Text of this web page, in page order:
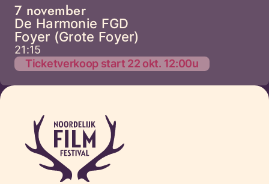
7 november
De Harmonie FGD
Foyer (Grote Foyer)
21:15
Ticketverkoop start 22 okt. 12:00u